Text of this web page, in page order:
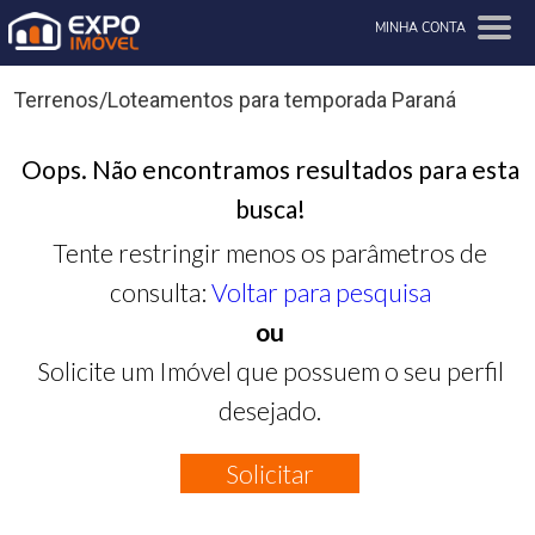
MINHA CONTA
Terrenos/Loteamentos para temporada Paraná
Oops. Não encontramos resultados para esta
busca!
Tente restringir menos os parâmetros de
consulta: Voltar para pesquisa
ou
Solicite um Imóvel que possuem o seu perfil
desejado.
Solicitar